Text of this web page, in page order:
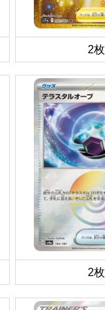
2枚
2枚